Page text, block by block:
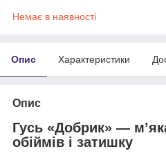
Немає в наявності
Опис Характеристики
Опис
Гусь «Добрик» —
обіймів і затишку